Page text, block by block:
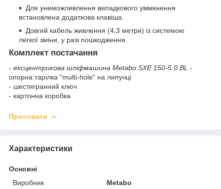
Для унеможливлення випадкового увімкнення
встановлена додаткова клавіша.
Довгий кабель живлення (4,3 метри) із системою
легкої зміни, у разі пошкодження.
Комплект постачання
- ексцентрикова шліфмашина Metabo SXE 150-5.0 BL -
опорна тарілка "multi-hole" на липучці
- шестигранний ключ
- картонна коробка
Приховати
Характеристики
Основні
Виробник
Metabo